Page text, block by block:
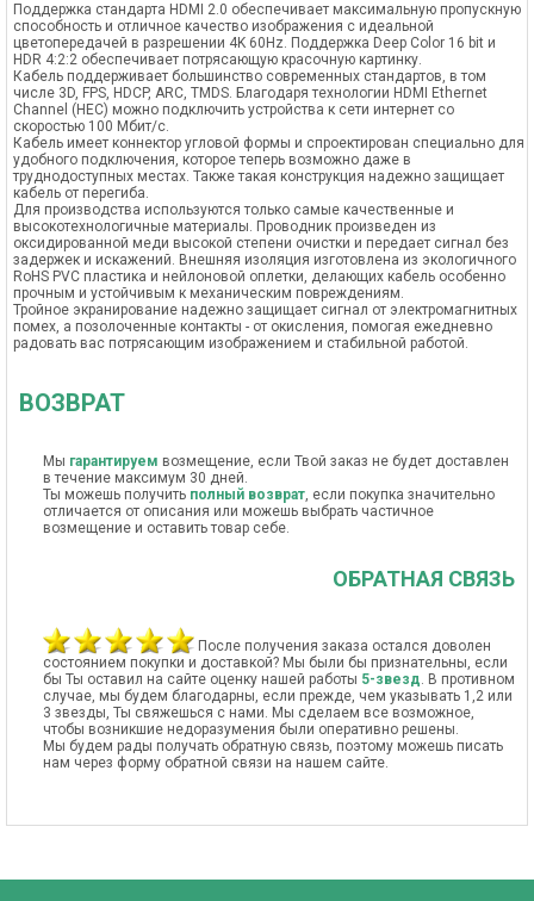
Поддержка стандарта HDMI 2.0 обеспечивает максимальную пропускную
способность и отличное качество изображения с идеальной
цветопередачей в разрешении 4K 60Hz. Поддержка Deep Color 16 bit и
HDR 4:2:2 обеспечивает потрясающую красочную картинку.
Кабель поддерживает большинство современных стандартов, в том
числе 3D, FPS, HDCP, ARC, TMDS. Благодаря технологии HDMI Ethernet
Channel (HEC) можно подключить устройства к сети интернет со
скоростью 100 Мбит/с.
Кабель имеет коннектор угловой формы и спроектирован специально для
удобного подключения, которое теперь возможно даже в
труднодоступных местах. Также такая конструкция надежно защищает
кабель от перегиба.
Для производства используются только самые качественные и
высокотехнологичные материалы. Проводник произведен из
оксидированной меди высокой степени очистки и передает сигнал без
задержек и искажений. Внешняя изоляция изготовлена из экологичного
RoHS PVC пластика и нейлоновой оплетки, делающих кабель особенно
прочным и устойчивым к механическим повреждениям.
Тройное экранирование надежно защищает сигнал от электромагнитных
помех, а позолоченные контакты - от окисления, помогая ежедневно
радовать вас потрясающим изображением и стабильной работой.
ВОЗВРАТ
Мы гарантируем возмещение, если Твой заказ не будет доставлен
в течение максимум 30 дней.
Ты можешь получить полный возврат, если покупка значительно
отличается от описания или можешь выбрать частичное
возмещение и оставить товар себе.
ОБРАТНАЯ СВЯЗЬ
После получения заказа остался доволен
состоянием покупки и доставкой? Мы были бы признательны, если
бы Ты оставил на сайте оценку нашей работы 5-звезд. В противном
случае, мы будем благодарны, если прежде, чем указывать 1,2 или
3 звезды, Ты свяжешься с нами. Мы сделаем все возможное,
чтобы возникшие недоразумения были оперативно решены.
Мы будем рады получать обратную связь, поэтому можешь писать
нам через форму обратной связи на нашем сайте.